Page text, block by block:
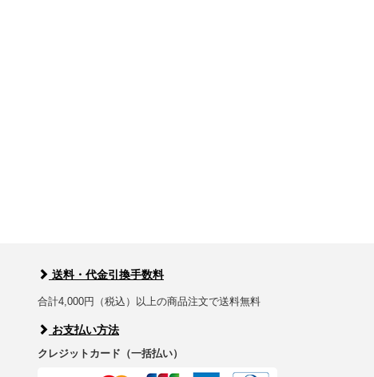
送料・代金引換手数料
合計4,000円（税込）以上の商品注文で送料無料
お支払い方法
クレジットカード（一括払い）